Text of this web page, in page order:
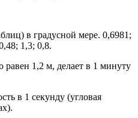
в градусной мере. 0,6981;
1,3; 0,8.
1,2 м, делает в 1 минуту
в 1 секунду (угловая